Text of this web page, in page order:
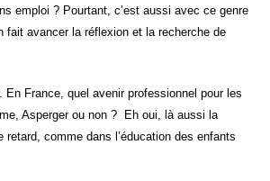
emploi ? Pourtant, c’est aussi avec ce genre
fait avancer la réflexion et la recherche de
En France, quel avenir professionnel pour les
Asperger ou non ? Eh oui, là aussi la
retard, comme dans l’éducation des enfants